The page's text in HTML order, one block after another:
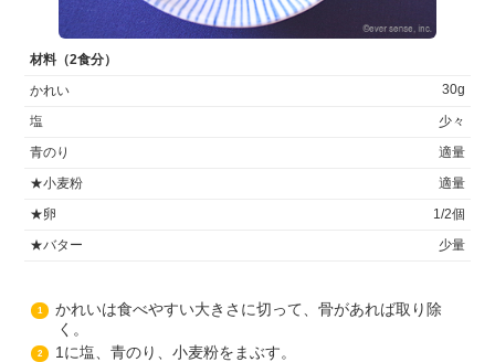
材料（2食分）
かれい
30g
塩
少々
青のり
適量
★小麦粉
適量
★卵
1/2個
★バター
少量
1
かれいは食べやすい大きさに切って、骨があれば取り除
く。
2 1に塩、青のり、小麦粉をまぶす。